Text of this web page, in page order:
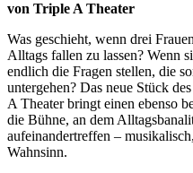
von Triple A Theater
Was geschieht, wenn drei
Alltags fallen zu lassen? Wenn
endlich die Fragen stellen, die
untergehen? Das neue Stück
A Theater bringt einen ebenso
die Bühne, an dem
aufeinandertreffen –
Wahnsinn.